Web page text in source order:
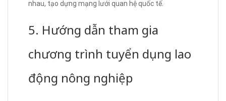
nhau, tạo dựng mạng lưới quan hệ quốc tế.
5. Hướng dẫn tham gia
chương trình tuyển dụng lao
động nông nghiệp